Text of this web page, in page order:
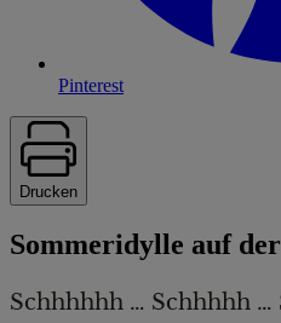
Pinterest
Drucken
Sommeridylle auf
Schhhhhh … Schhhhh …